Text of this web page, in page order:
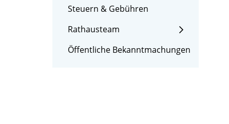
Steuern & Gebühren
Rathausteam
Öffentliche Bekanntmachungen